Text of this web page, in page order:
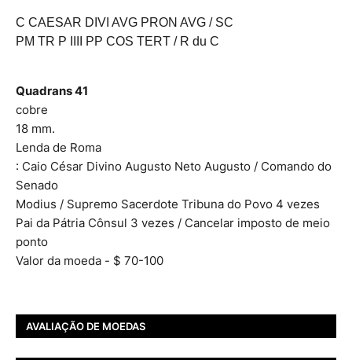
C CAESAR DIVI AVG PRON AVG / SC
PM TR P IIII PP COS TERT / R du C
Quadrans 41
cobre
18 mm.
Lenda de Roma
: Caio César Divino Augusto Neto Augusto / Comando do
Senado
Modius / Supremo Sacerdote Tribuna do Povo 4 vezes
Pai da Pátria Cônsul 3 vezes / Cancelar imposto de meio
ponto
Valor da moeda - $ 70-100
AVALIAÇÃO DE MOEDAS